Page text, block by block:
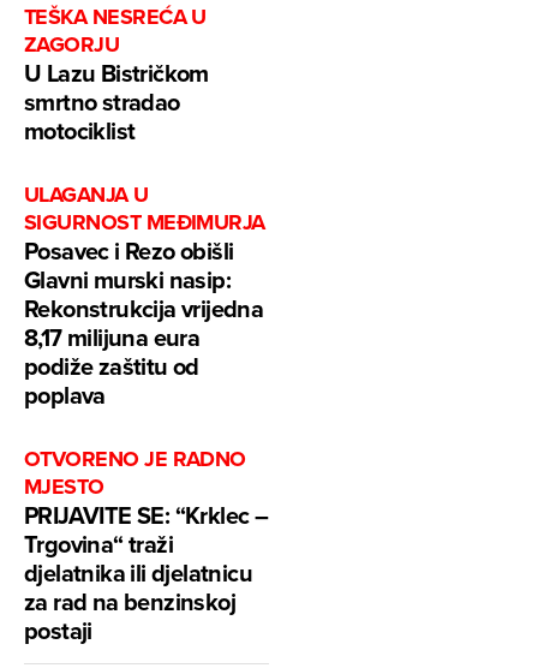
TEŠKA NESREĆA U
ZAGORJU
U Lazu Bistričkom
smrtno stradao
motociklist
ULAGANJA U
SIGURNOST MEĐIMURJA
Posavec i Rezo obišli
Glavni murski nasip:
Rekonstrukcija vrijedna
8,17 milijuna eura
podiže zaštitu od
poplava
OTVORENO JE RADNO
MJESTO
PRIJAVITE SE: “Krklec –
Trgovina“ traži
djelatnika ili djelatnicu
za rad na benzinskoj
postaji